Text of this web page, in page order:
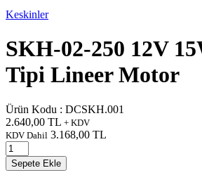
Keskinler
SKH-02-250 12V
Tipi Lineer Motor
Ürün Kodu : DCSKH.001
2.640,00 TL + KDV
KDV Dahil 3.168,00 TL
Sepete Ekle